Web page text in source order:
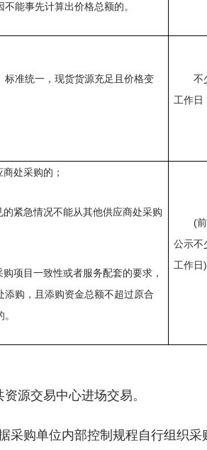
能事先计算出价格总额的。
标准统一，现货货源充足且价格变
不
工作日
处采购的；
的紧急情况不能从其他供应商处采购
项目一致性或者服务配套的要求，
添购，且添购资金总额不超过原合
(
公示不
工作日)
源交易中心进场交易。
购单位内部控制规程自行组织采